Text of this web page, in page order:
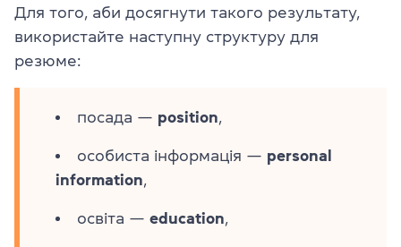
Для того, аби досягнути такого результату,
використайте наступну структуру для
резюме:
посада — position
особиста інформація — personal
information
освіта — education